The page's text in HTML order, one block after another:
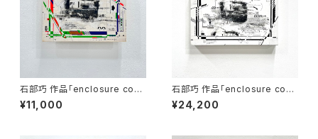
石部巧 作品「enclosure com
position」
¥11,000
石部巧 作品「enclosure com
position」
¥24,200